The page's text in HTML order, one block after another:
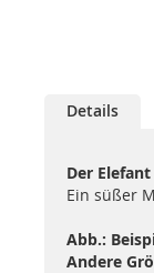
Details
Der
Ein süßer
Abb.:
Andere